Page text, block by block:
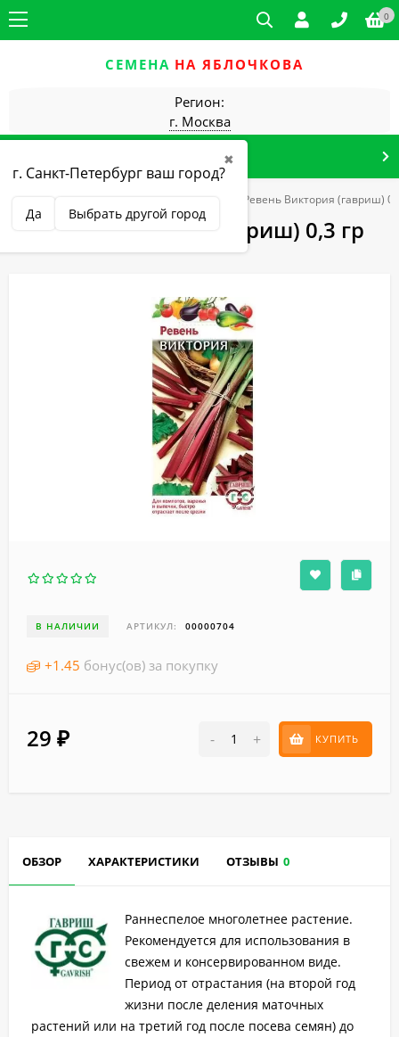
0
СЕМЕНА НА ЯБЛОЧКОВА
Регион:
г. Москва
✖
г. Санкт-Петербург ваш город?
Да Выбрать другой город
(г) Ревень Виктория (гавриш)
Ревень Виктория (гавриш) 0,3 гр
В НАЛИЧИИ АРТИКУЛ: 00000704
+1.45 бонус(ов) за покупку
29 ₽ - + КУПИТЬ
ОБЗОР ХАРАКТЕРИСТИКИ ОТЗЫВЫ 0
Раннеспелое многолетнее растение.
Рекомендуется для использования в
свежем и консервированном виде.
Период от отрастания (на второй год
жизни после деления маточных
растений или на третий год после посева семян) до